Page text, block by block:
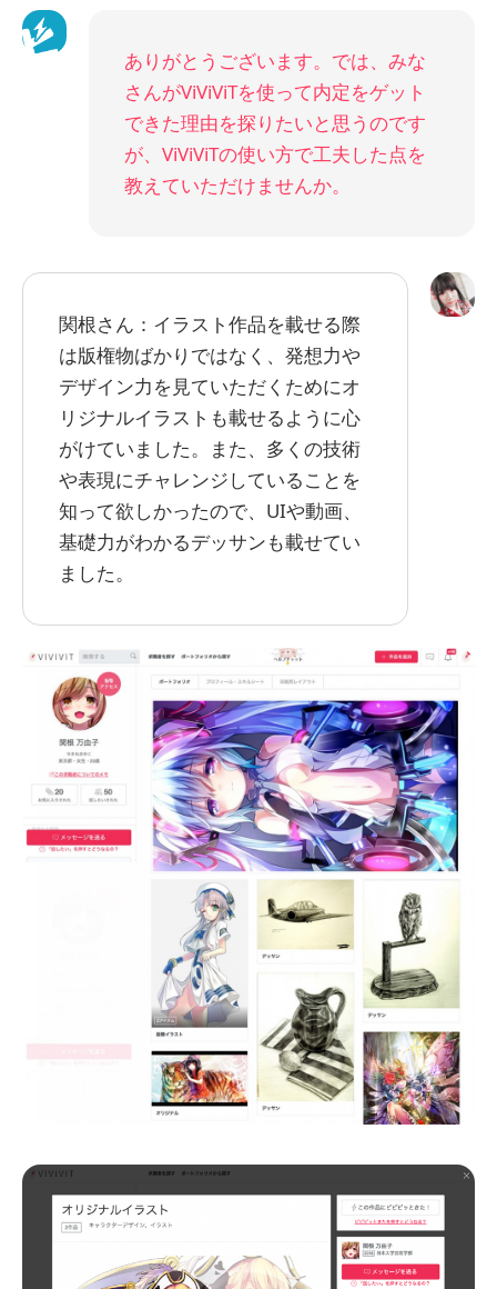
ありがとうございます。では、みな
さんがViViViTを使って内定をゲット
できた理由を探りたいと思うのです
が、ViViViTの使い方で工夫した点を
教えていただけませんか。
関根さん：イラスト作品を載せる際
は版権物ばかりではなく、発想力や
デザイン力を見ていただくためにオ
リジナルイラストも載せるように心
がけていました。また、多くの技術
や表現にチャレンジしていることを
知って欲しかったので、UIや動画、
基礎力がわかるデッサンも載せてい
ました。